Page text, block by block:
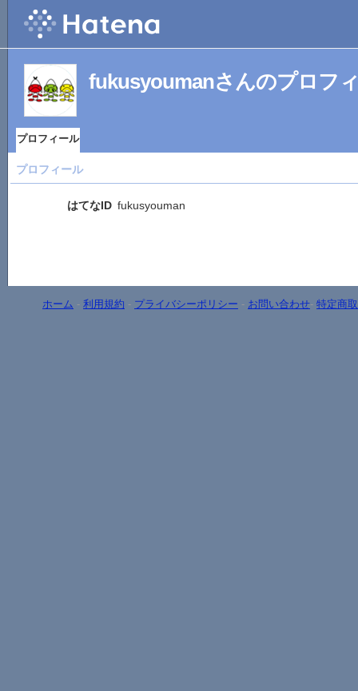
fukusyoumanさんのプロフ
プロフィール
プロフィール
はてなID fukusyouman
ホーム - 利用規約 - プライバシーポリシー - お問い合わせ- 特定商